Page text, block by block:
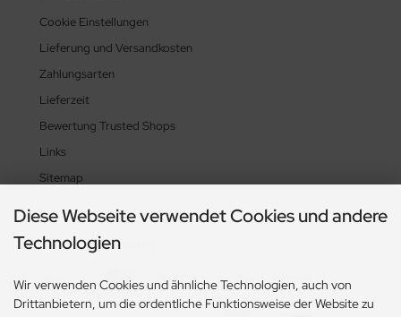
Cookie Einstellungen
Lieferung und Versandkosten
Zahlungsarten
Lieferzeit
Bewertung Trusted Shops
Links
Sitemap
Zahlungsmethoden
Diese Webseite verwendet Cookies und andere
Technologien
Wir verwenden Cookies und ähnliche Technologien, auch von
Drittanbietern, um die ordentliche Funktionsweise der Website zu